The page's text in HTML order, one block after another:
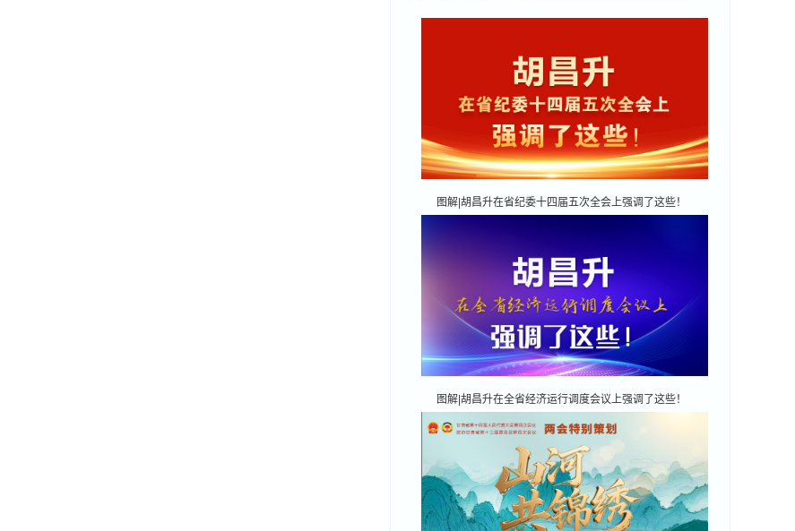
图解|胡昌升在省纪委十四届五次全会上强调了这些！
图解|胡昌升在全省经济运行调度会议上强调了这些！